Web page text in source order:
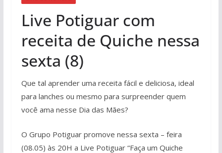
Live Potiguar com
receita de Quiche nessa
sexta (8)
Que tal aprender uma receita fácil e deliciosa, ideal
para lanches ou mesmo para surpreender quem
você ama nesse Dia das Mães?
O Grupo Potiguar promove nessa sexta – feira
(08.05) às 20H a Live Potiguar “Faça um Quiche